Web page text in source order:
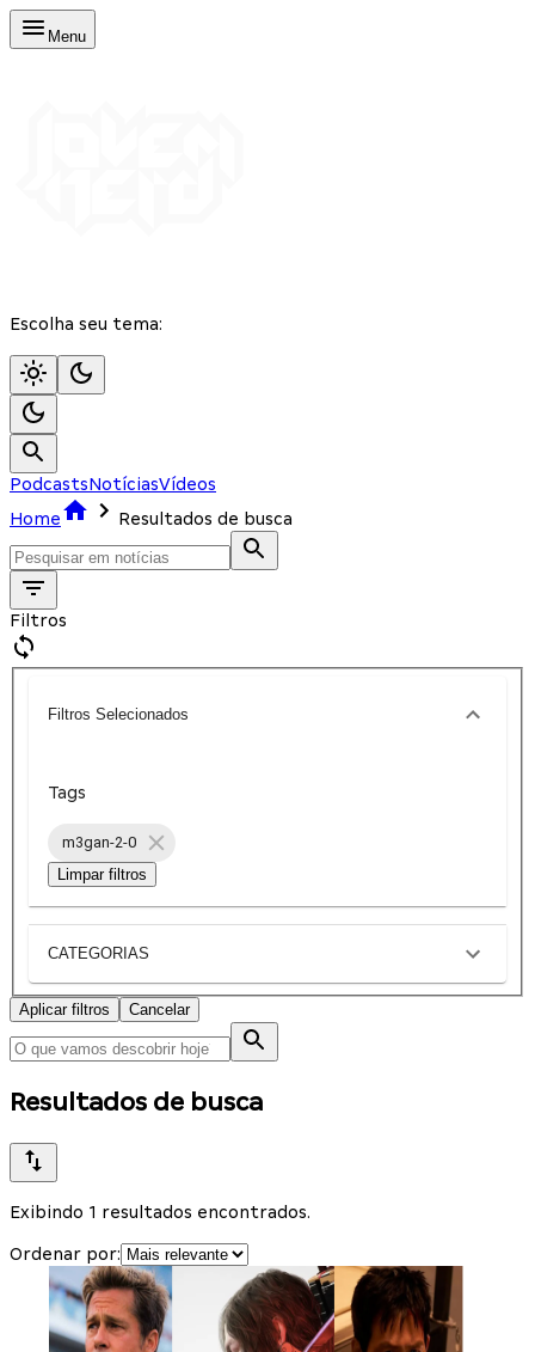
Menu
Escolha seu tema:
PodcastsNotíciasVídeos
Home
Resultados de busca
Filtros
Filtros Selecionados
Tags
m3gan-2-0
Limpar filtros
CATEGORIAS
Aplicar filtros Cancelar
Resultados de busca
Exibindo 1 resultados encontrados.
Ordenar por: